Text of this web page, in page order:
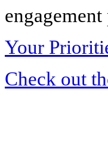
Your
Check out